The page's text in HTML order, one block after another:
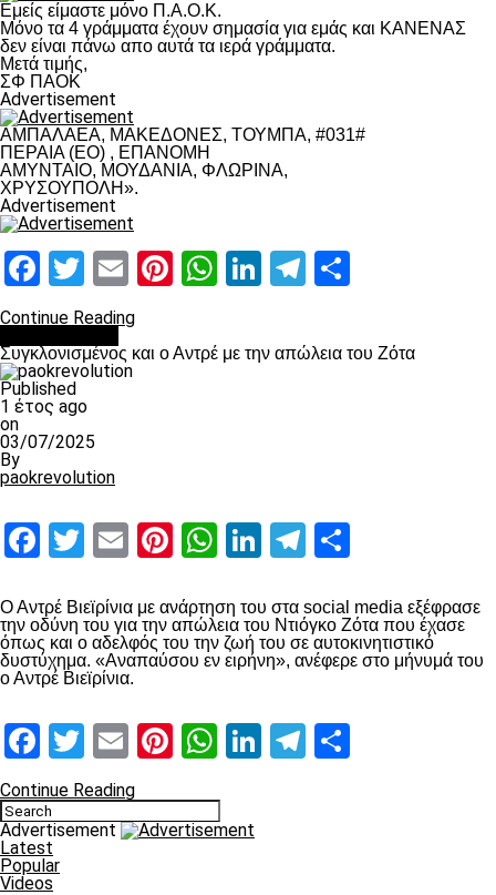
Εμείς είμαστε μόνο Π.Α.Ο.Κ.
Μόνο τα 4 γράμματα έχουν σημασία για εμάς και ΚΑΝΕΝΑΣ
δεν είναι πάνω απο αυτά τα ιερά γράμματα.
Μετά τιμής,
ΣΦ ΠΑΟΚ
Advertisement
ΑΜΠΑΛΑΕΑ, ΜΑΚΕΔΟΝΕΣ, ΤΟΥΜΠΑ, #031#
ΠΕΡΑΙΑ (ΕΟ) , ΕΠΑΝΟΜΗ
ΑΜΥΝΤΑΙΟ, ΜΟΥΔΑΝΙΑ, ΦΛΩΡΙΝΑ,
ΧΡΥΣΟΥΠΟΛΗ».
Advertisement
Facebook
Twitter
EmailPinterest
WhatsApp
LinkedIn
Telegram
Continue Reading
Συγκλονισμένος και ο Αντρέ με την απώλεια του Ζότα
Published
1 έτος ago
on
03/07/2025
By
paokrevolution
Facebook
Twitter
EmailPinterest
WhatsApp
LinkedIn
Telegram
Ο Αντρέ Βιεϊρίνια με ανάρτηση του στα social media εξέφρασε
την οδύνη του για την απώλεια του Ντιόγκο Ζότα που έχασε
όπως και ο αδελφός του την ζωή του σε αυτοκινητιστικό
δυστύχημα. «Αναπαύσου εν ειρήνη», ανέφερε στο μήνυμά του
ο Αντρέ Βιεϊρίνια.
Facebook
Twitter
EmailPinterest
WhatsApp
LinkedIn
Telegram
Continue Reading
Advertisement
Latest
Popular
Videos